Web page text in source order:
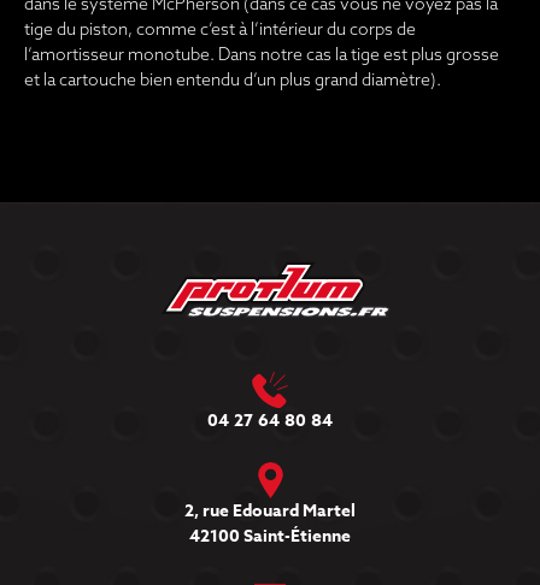
tige du piston, comme c’est à l’intérieur du corps de
l’amortisseur monotube. Dans notre cas la tige est plus grosse
et la cartouche bien entendu d’un plus grand diamètre).
04 27 64 80 84
2, rue Edouard Martel
42100 Saint-Étienne